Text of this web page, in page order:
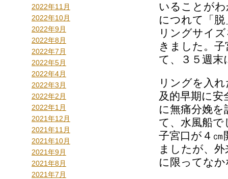
2022年11月
2022年10月
2022年9月
2022年8月
2022年7月
2022年5月
2022年4月
2022年3月
2022年2月
2022年1月
2021年12月
2021年11月
2021年10月
2021年9月
2021年8月
2021年7月
いることが
につれて「
リングサイ
きました。
て、３５週末
リングを入
及的早期に
に無痛分娩
て、水風船で
子宮口が４㎝
ましたが、
に限ってな